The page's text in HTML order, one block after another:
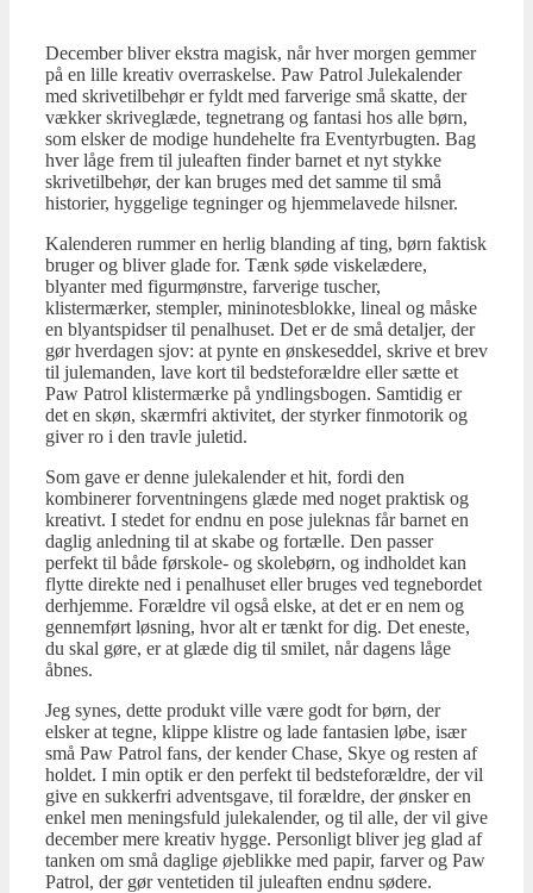
December bliver ekstra magisk, når hver morgen gemmer
på en lille kreativ overraskelse. Paw Patrol Julekalender
med skrivetilbehør er fyldt med farverige små skatte, der
vækker skriveglæde, tegnetrang og fantasi hos alle børn,
som elsker de modige hundehelte fra Eventyrbugten. Bag
hver låge frem til juleaften finder barnet et nyt stykke
skrivetilbehør, der kan bruges med det samme til små
historier, hyggelige tegninger og hjemmelavede hilsner.
Kalenderen rummer en herlig blanding af ting, børn faktisk
bruger og bliver glade for. Tænk søde viskelædere,
blyanter med figurmønstre, farverige tuscher,
klistermærker, stempler, mininotesblokke, lineal og måske
en blyantspidser til penalhuset. Det er de små detaljer, der
gør hverdagen sjov: at pynte en ønskeseddel, skrive et brev
til julemanden, lave kort til bedsteforældre eller sætte et
Paw Patrol klistermærke på yndlingsbogen. Samtidig er
det en skøn, skærmfri aktivitet, der styrker finmotorik og
giver ro i den travle juletid.
Som gave er denne julekalender et hit, fordi den
kombinerer forventningens glæde med noget praktisk og
kreativt. I stedet for endnu en pose juleknas får barnet en
daglig anledning til at skabe og fortælle. Den passer
perfekt til både førskole- og skolebørn, og indholdet kan
flytte direkte ned i penalhuset eller bruges ved tegnebordet
derhjemme. Forældre vil også elske, at det er en nem og
gennemført løsning, hvor alt er tænkt for dig. Det eneste,
du skal gøre, er at glæde dig til smilet, når dagens låge
åbnes.
Jeg synes, dette produkt ville være godt for børn, der
elsker at tegne, klippe klistre og lade fantasien løbe, især
små Paw Patrol fans, der kender Chase, Skye og resten af
holdet. I min optik er den perfekt til bedsteforældre, der vil
give en sukkerfri adventsgave, til forældre, der ønsker en
enkel men meningsfuld julekalender, og til alle, der vil give
december mere kreativ hygge. Personligt bliver jeg glad af
tanken om små daglige øjeblikke med papir, farver og Paw
Patrol, der gør ventetiden til juleaften endnu sødere.